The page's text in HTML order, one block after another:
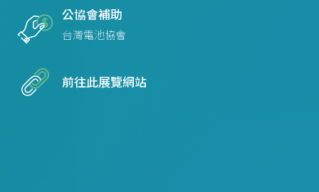
公協會補助
台灣電池協會
前往此展覽網站